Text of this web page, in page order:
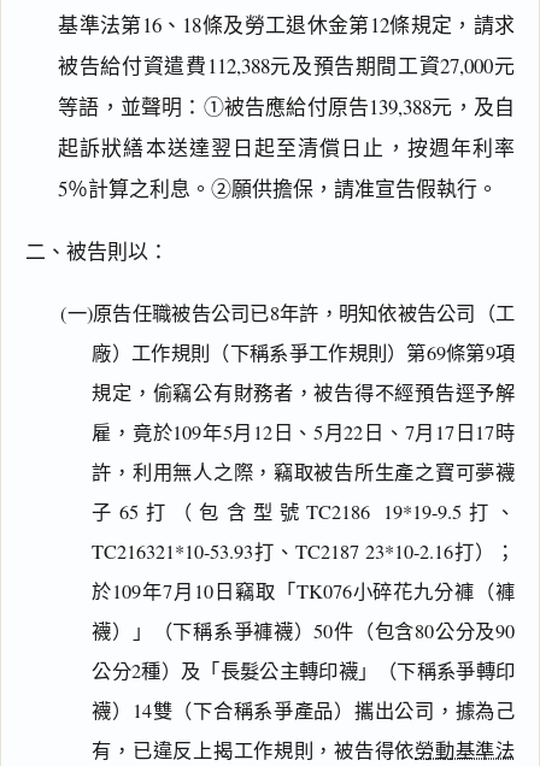
基準法第16、18條及勞工退休金第12條規定，請求
被告給付資遣費112,388元及預告期間工資27,000元
等語，並聲明：①被告應給付原告139,388元，及自
起訴狀繕本送達翌日起至清償日止，按週年利率
5％計算之利息。②願供擔保，請准宣告假執行。
二、被告則以：
(一)原告任職被告公司已8年許，明知依被告公司（工
廠）工作規則（下稱系爭工作規則）第69條第9項
規定，偷竊公有財務者，被告得不經預告逕予解
雇，竟於109年5月12日、5月22日、7月17日17時
許，利用無人之際，竊取被告所生產之寶可夢襪
子65打（包含型號TC2186 19*19-9.5打、
TC216321*10-53.93打、TC2187 23*10-2.16打）；
於109年7月10日竊取「TK076小碎花九分褲（褲
襪）」（下稱系爭褲襪）50件（包含80公分及90
公分2種）及「長髮公主轉印襪」（下稱系爭轉印
襪）14雙（下合稱系爭產品）攜出公司，據為己
有，已違反上揭工作規則，被告得依勞動基準法